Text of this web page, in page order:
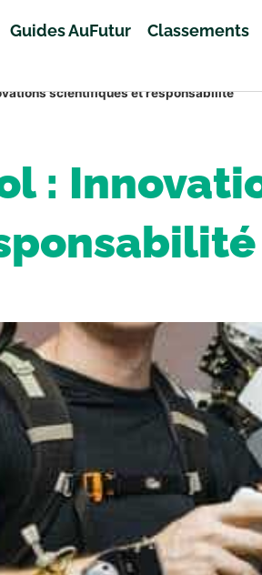
Guides AuFutur Classements
scientifiques et responsabilité
: